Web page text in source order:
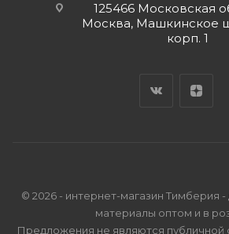
125466 Московская
Москва, Машкинское
корп. 1
© 2026 - интернет-магазин Тимберия
материалы оптом и в
Предложения не являются публичной